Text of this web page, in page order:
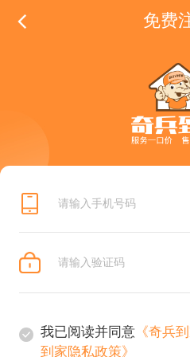
免费
我已阅读并同意《奇兵到
到家隐私政策》